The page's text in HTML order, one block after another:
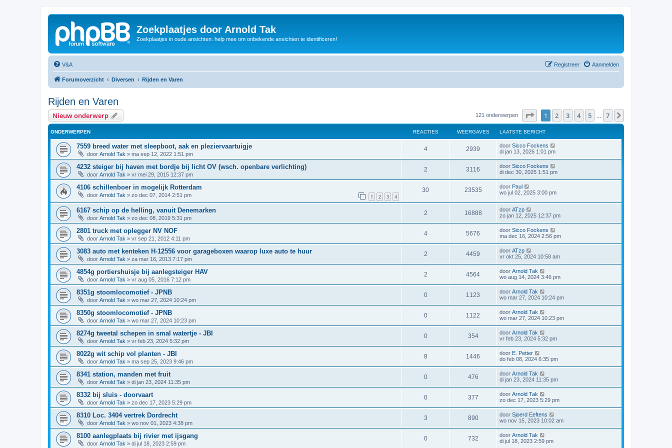
Zoekplaatjes door Arnold Tak
Zoekplaatjes in oude ansichten: help mee om onbekende ansichten te identificeren!
V&A Aanmelden
Registreer
Forumoverzicht Diversen Rijden en Varen
Rijden en Varen
Nieuw onderwerp 121 onderwerpen Pagina1 van 7
1 2 3 4 5 7
ONDERWERPEN REACTIES WEERGAVES LAATSTE BERICHT
7559 breed water met sleepboot, aak en pleziervaartuigje
door Arnold Tak » ma sep 12, 2022 1:51 pm
4 2939 door Sicco Fockens
di jan 13, 2026 1:01 pm
4232 steiger bij haven met bordje bij licht OV (wsch. openbare verlichting)
door Arnold Tak » vr mei 29, 2015 12:37 pm
2 3116 door Sicco Fockens
di dec 30, 2025 1:51 pm
4106 schillenboer in mogelijk Rotterdam
door Arnold Tak » zo dec 07, 2014 2:51 pm 1 2 3 4
30 23535 door Paul
wo jul 02, 2025 3:00 pm
6167 schip op de helling, vanuit Denemarken
door Arnold Tak » zo dec 08, 2019 5:31 pm
2 16888 door ATzp
zo jan 12, 2025 12:37 pm
2801 truck met oplegger NV NOF
door Arnold Tak » vr sep 21, 2012 4:11 pm
4 5676 door Sicco Fockens
ma dec 16, 2024 2:56 pm
3083 auto met kenteken H-12556 voor garageboxen waarop luxe auto te huur
door Arnold Tak » za mar 16, 2013 7:17 pm
2 4459 door ATzp
vr okt 25, 2024 10:58 am
4854g portiershuisje bij aanlegsteiger HAV
door Arnold Tak » vr aug 05, 2016 7:12 pm
2 4564 door Arnold Tak
wo aug 14, 2024 3:46 pm
8351g stoomlocomotief - JPNB
door Arnold Tak » wo mar 27, 2024 10:24 pm
0 1123 door Arnold Tak
wo mar 27, 2024 10:24 pm
8350g stoomlocomotief - JPNB
door Arnold Tak » wo mar 27, 2024 10:23 pm
0 1122 door Arnold Tak
wo mar 27, 2024 10:23 pm
8274g tweetal schepen in smal watertje - JBI
door Arnold Tak » vr feb 23, 2024 5:32 pm
0 354 door Arnold Tak
vr feb 23, 2024 5:32 pm
8022g wit schip vol planten - JBI
door Arnold Tak » ma sep 25, 2023 9:46 pm
8 1446 door E. Petter
do feb 08, 2024 6:35 pm
8341 station, manden met fruit
door Arnold Tak » di jan 23, 2024 11:35 pm
0 476 door Arnold Tak
di jan 23, 2024 11:35 pm
8332 bij sluis - doorvaart
door Arnold Tak » zo dec 17, 2023 5:29 pm
0 377 door Arnold Tak
zo dec 17, 2023 5:29 pm
8310 Loc. 3404 vertrek Dordrecht
door Arnold Tak » wo nov 01, 2023 4:38 pm
3 890 door Sjoerd Eeftens
wo nov 15, 2023 10:02 am
8100 aanlegplaats bij rivier met ijsgang
door Arnold Tak » di jul 18, 2023 2:59 pm
0 732 door Arnold Tak
di jul 18, 2023 2:59 pm